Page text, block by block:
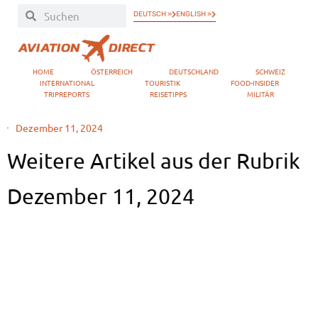
DEUTSCH » ENGLISH »
HOME ÖSTERREICH DEUTSCHLAND
SCHWEIZ
INTERNATIONAL
TOURISTIK
FOOD-INSIDER
TRIPREPORTS
REISETIPPS MILITÄR
Dezember 11, 2024
Weitere Artikel aus der Rubrik
Dezember 11, 2024